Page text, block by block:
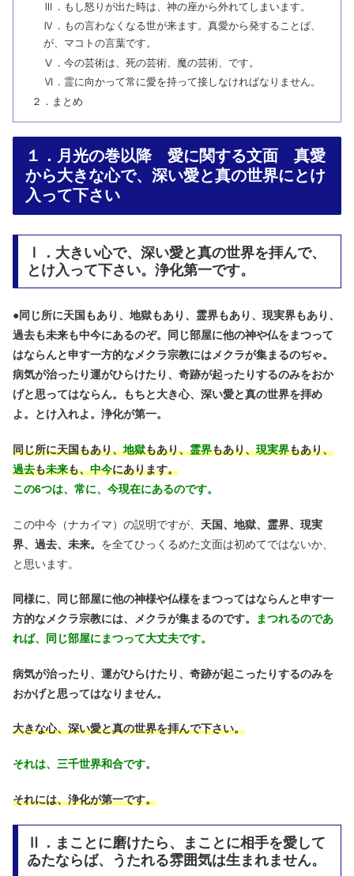
Ⅲ．もし怒りが出た時は、神の座から外れてしまいます。
Ⅳ．もの言わなくなる世が来ます。真愛から発することば、
が、マコトの言葉です。
Ⅴ．今の芸術は、死の芸術、魔の芸術、です。
Ⅵ．霊に向かって常に愛を持って接しなければなりません。
２．まとめ
１．月光の巻以降 愛に関する文面 真愛
から大きな心で、深い愛と真の世界にとけ
入って下さい
Ⅰ．大きい心で、深い愛と真の世界を拝んで、
とけ入って下さい。浄化第一です。
●同じ所に天国もあり、地獄もあり、霊界もあり、現実界もあり、
過去も未来も中今にあるのぞ。同じ部屋に他の神や仏をまつって
はならんと申す一方的なメクラ宗教にはメクラが集まるのぢゃ。
病気が治ったり運がひらけたり、奇跡が起ったりするのみをおか
げと思ってはならん。もちと大き心、深い愛と真の世界を拝め
よ。とけ入れよ。浄化が第一。
同じ所に天国もあり、地獄もあり、霊界もあり、現実界もあり、
過去も未来も、中今にあります。
この6つは、常に、今現在にあるのです。
この中今（ナカイマ）の説明ですが、 天国、地獄、霊界、現実
界、過去、未来。 を全てひっくるめた文面は初めてではないか、
と思います。
同様に、同じ部屋に他の神様や仏様をまつってはならんと申す一
方的なメクラ宗教には、メクラが集まるのです。
まつれるのであ
れば、同じ部屋にまつって大丈夫です。
病気が治ったり、運がひらけたり、奇跡が起こったりするのみを
おかげと思ってはなりません。
大きな心、深い愛と真の世界を拝んで下さい。
それは、三千世界和合です。
それには、浄化が第一です。
Ⅱ．まことに磨けたら、まことに相手を愛して
ゐたならば、うたれる雰囲気は生まれません。